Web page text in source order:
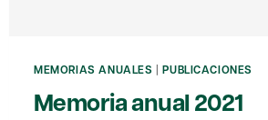
MEMORIAS ANUALES |PUBLICACIONES
Memoria anual 2021